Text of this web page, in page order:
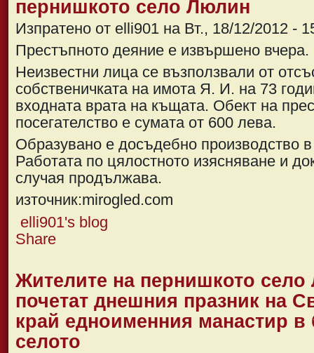
пернишкото село Люлин
Изпратено от elli901 на Вт., 18/12/2012 -
Престъпното деяние е извършено вчера.
Неизвестни лица се възползвали от
собственичката на имота Я. И. на 73
входната врата на къщата. Обект на
посегателство е сумата от 600 лева.
Образувано е досъдебно производство
Работата по цялостното изясняване и
случая продължава.
източник:mirogled.com
elli901's blog
Share
Жителите на пернишкото
почетат днешния празник на
край едноименния манастир в
селото